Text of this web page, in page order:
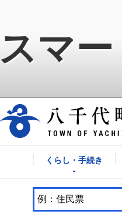
スマ
くらし・手続き